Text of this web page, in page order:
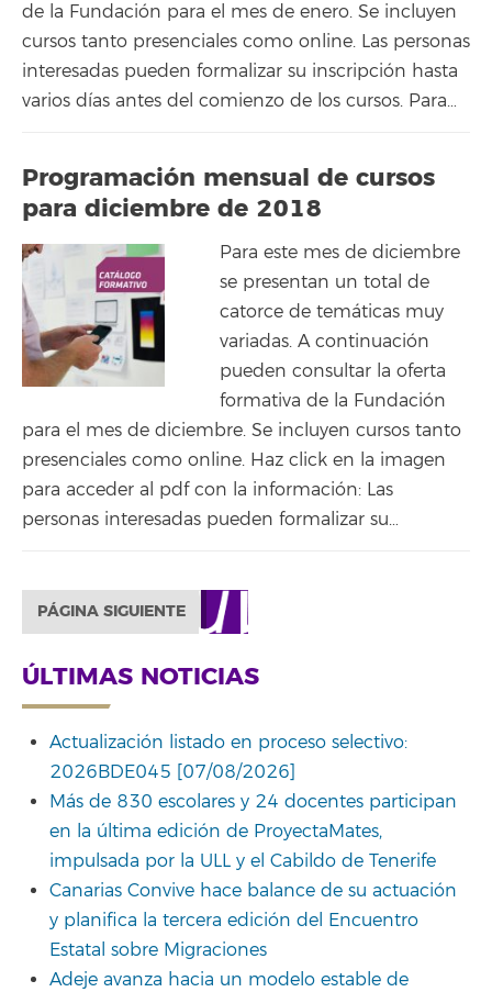
de la Fundación para el mes de enero. Se incluyen
cursos tanto presenciales como online. Las personas
interesadas pueden formalizar su inscripción hasta
varios días antes del comienzo de los cursos. Para…
Programación mensual de cursos
para diciembre de 2018
Para este mes de diciembre
se presentan un total de
catorce de temáticas muy
variadas. A continuación
pueden consultar la oferta
formativa de la Fundación
para el mes de diciembre. Se incluyen cursos tanto
presenciales como online. Haz click en la imagen
para acceder al pdf con la información: Las
personas interesadas pueden formalizar su…
PÁGINA SIGUIENTE
ÚLTIMAS NOTICIAS
Actualización listado en proceso selectivo:
2026BDE045 [07/08/2026]
Más de 830 escolares y 24 docentes participan
en la última edición de ProyectaMates,
impulsada por la ULL y el Cabildo de Tenerife
Canarias Convive hace balance de su actuación
y planifica la tercera edición del Encuentro
Estatal sobre Migraciones
Adeje avanza hacia un modelo estable de